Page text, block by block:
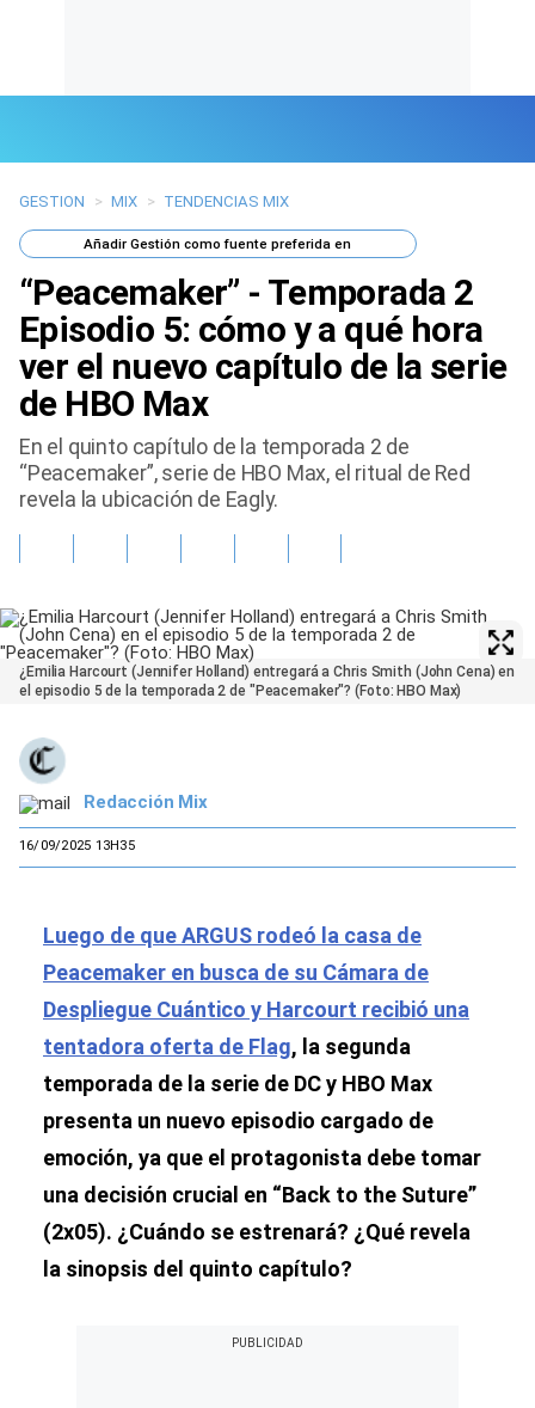
Últimas Noticias
Mi Bolsillo
Respuestas
Gente
Tendencias Mix
Sports
GESTION > MIX > TENDENCIAS MIX
AñadirGestión como fuente preferida en
“Peacemaker” - Temporada 2
Episodio 5: cómo y a qué hora
ver el nuevo capítulo de la serie
de HBO Max
En el quinto capítulo de la temporada 2 de
“Peacemaker”, serie de HBO Max, el ritual de Red
revela la ubicación de Eagly.
¿Emilia Harcourt (Jennifer Holland) entregará a Chris Smith (John Cena) en
el episodio 5 de la temporada 2 de "Peacemaker"? (Foto: HBO Max)
Redacción Mix
16/09/2025 13H35
Luego de que ARGUS rodeó la casa de
Peacemaker en busca de su Cámara de
Despliegue Cuántico y Harcourt recibió una
tentadora oferta de Flag, la segunda
temporada de la serie de DC y HBO Max
presenta un nuevo episodio cargado de
emoción, ya que el protagonista debe tomar
una decisión crucial en “Back to the Suture”
(2x05). ¿Cuándo se estrenará? ¿Qué revela
la sinopsis del quinto capítulo?